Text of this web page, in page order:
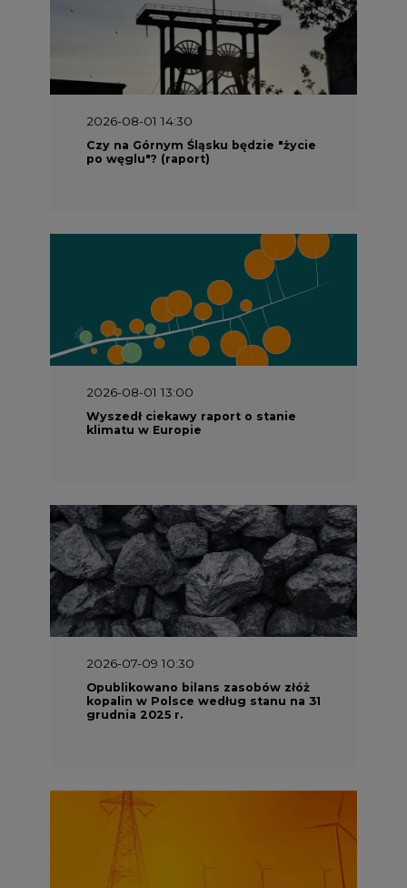
2026-08-01 14:30
Czy na Górnym Śląsku będzie "życie
po węglu"? (raport)
2026-08-01 13:00
Wyszedł ciekawy raport o stanie
klimatu w Europie
2026-07-09 10:30
Opublikowano bilans zasobów złóż
kopalin w Polsce według stanu na 31
grudnia 2025 r.